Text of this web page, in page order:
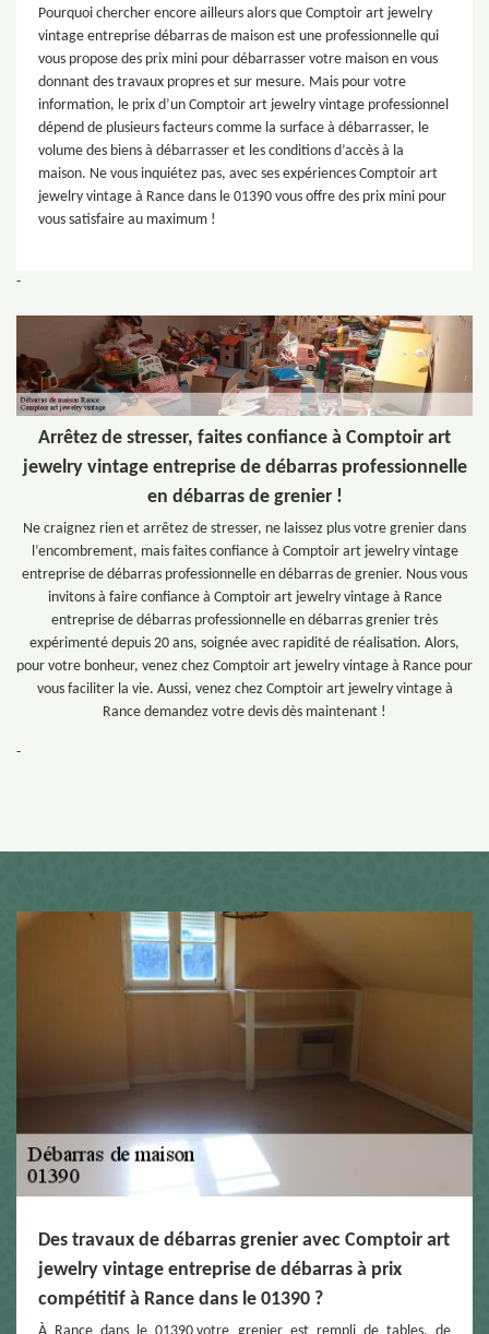
Pourquoi chercher encore ailleurs alors que Comptoir art jewelry
vintage entreprise débarras de maison est une professionnelle qui
vous propose des prix mini pour débarrasser votre maison en vous
donnant des travaux propres et sur mesure. Mais pour votre
information, le prix d’un Comptoir art jewelry vintage professionnel
dépend de plusieurs facteurs comme la surface à débarrasser, le
volume des biens à débarrasser et les conditions d’accès à la
maison. Ne vous inquiétez pas, avec ses expériences Comptoir art
jewelry vintage à Rance dans le 01390 vous offre des prix mini pour
vous satisfaire au maximum !
-
Arrêtez de stresser, faites confiance à Comptoir art
jewelry vintage entreprise de débarras professionnelle
en débarras de grenier !
Ne craignez rien et arrêtez de stresser, ne laissez plus votre grenier dans
l’encombrement, mais faites confiance à Comptoir art jewelry vintage
entreprise de débarras professionnelle en débarras de grenier. Nous vous
invitons à faire confiance à Comptoir art jewelry vintage à Rance
entreprise de débarras professionnelle en débarras grenier très
expérimenté depuis 20 ans, soignée avec rapidité de réalisation. Alors,
pour votre bonheur, venez chez Comptoir art jewelry vintage à Rance pour
vous faciliter la vie. Aussi, venez chez Comptoir art jewelry vintage à
Rance demandez votre devis dès maintenant !
-
Des travaux de débarras grenier avec Comptoir art
jewelry vintage entreprise de débarras à prix
compétitif à Rance dans le 01390 ?